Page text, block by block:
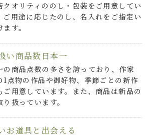
クオリティののし・包装をご用意してい
ご用途に応じたのし、名入れをご指定い
す。
い商品数日本一
の商品点数の多さを誇っており、作家
1点物の作品や御好物、季節ごとの新作
ご用意しています。また、商品は新品の
り扱っています。
お道具と出会える